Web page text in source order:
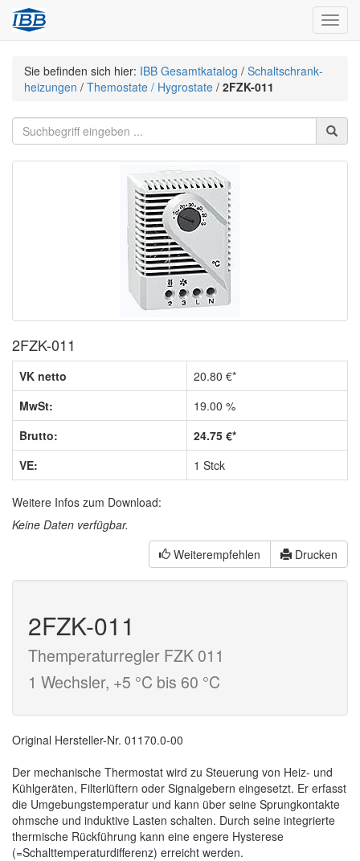
Sie befinden sich hier: IBB Gesamtkatalog / Schaltschrank­
heizungen / Themostate / Hygrostate / 2FZK-011
2FZK-011
VK netto
20.80 €*
MwSt:
19.00 %
Brutto:
24.75 €*
VE:
1 Stck
Weitere Infos zum Download:
Keine Daten verfügbar.
Weiterempfehlen
Drucken
2FZK-011
Themperaturregler FZK 011
1 Wechsler, +5 °C bis 60 °C
Original Hersteller-Nr. 01170.0-00
Der mechanische Thermostat wird zu Steuerung von Heiz- und
Kühlgeräten, Filterlüftern oder Signalgebern eingesetzt. Er erfasst
die Umgebungstemperatur und kann über seine Sprungkontakte
ohmsche und induktive Lasten schalten. Durch seine integrierte
thermische Rückführung kann eine engere Hysterese
(=Schalttemperaturdifferenz) erreicht werden.